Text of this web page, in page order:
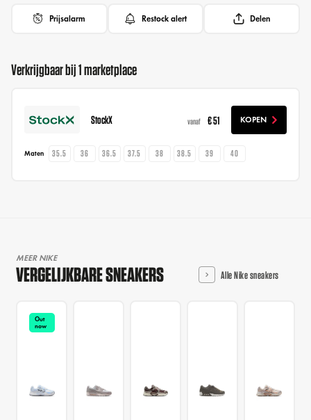
Prijsalarm Restock alert Delen
Verkrijgbaar bij 1 marketplace
StockX vanaf € 51 KOPEN
Maten 35.5 36 36.5 37.5 38 38.5 39 40
MEER NIKE
VERGELIJKBARE SNEAKERS Alle Nike sneakers
Out
now